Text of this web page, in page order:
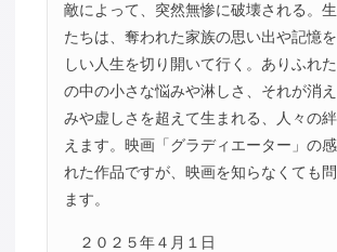
敵によって、突然無惨に破壊される。
たちは、奪われた家族の思い出や記憶
しい人生を切り開いて行く。ありふれ
の中の小さな悩みや淋しさ、それが消
みや虚しさを超えて生まれる、人々の
えます。映画「グラディエーター」の
れた作品ですが、映画を知らなくても
ます。
２０２５年４月１日